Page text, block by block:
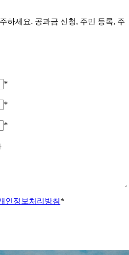
하세요. 공과금 신청, 주민 등록, 주
*
*
*
인정보처리방침*